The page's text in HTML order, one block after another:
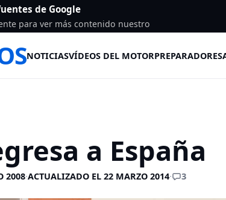
de Google
para ver más contenido nuestro
NOTICIASVÍDEOS DEL MOTORPREPARADORES
a España
2008·ACTUALIZADO EL 22 MARZO 2014· 3